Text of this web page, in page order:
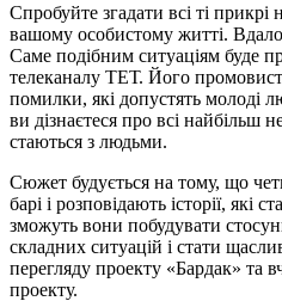
Спробуйте згадати всі ті прикрі
вашому особистому житті.
Саме подібним ситуаціям буде
телеканалу ТЕТ. Його
помилки, які допустять молоді
ви дізнаєтеся про всі найбільш
стаються з людьми.
Сюжет будується на тому, що
барі і розповідають історії, які
зможуть вони побудувати
складних ситуацій і стати
перегляду проекту «Бардак» та
проекту.